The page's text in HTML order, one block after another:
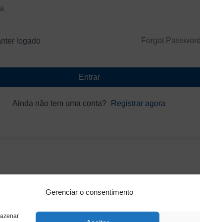
Gerenciar o consentimento
logado Forgot
Entrar
Ainda não tem uma conta? Registrar agora